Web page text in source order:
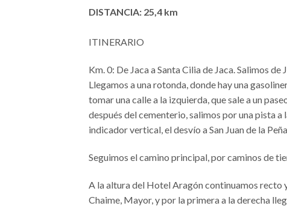
DISTANCIA: 25,4 km
ITINERARIO
Km. 0: De Jaca a Santa Cilia de Jaca. Salimos
Llegamos a una rotonda, donde hay una
tomar una calle a la izquierda, que sale a un
después del cementerio, salimos por una pista
indicador vertical, el desvío a San Juan de la
Seguimos el camino principal, por caminos de
A la altura del Hotel Aragón continuamos recto
Chaime, Mayor, y por la primera a la derecha